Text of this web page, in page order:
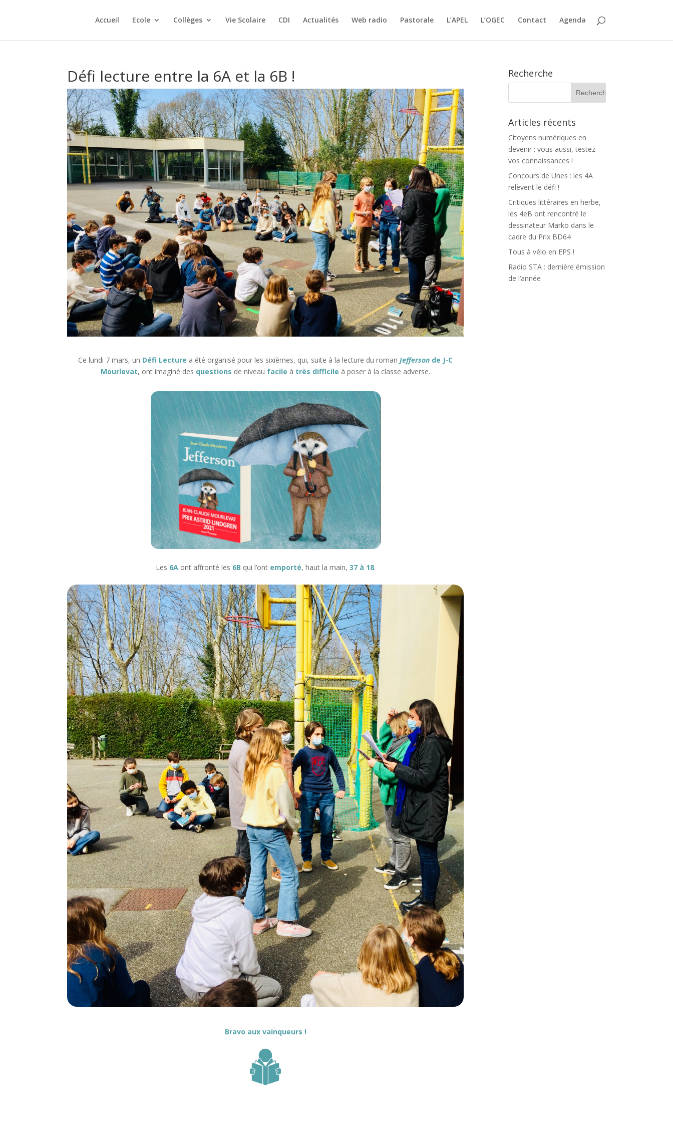
Accueil Ecole Collèges Vie Scolaire CDI Actualités Web radio Pastorale L’APEL L’OGEC Contact Agenda
Défi lecture entre la 6A et la 6B !
Ce lundi 7 mars, un Défi Lecture a été organisé pour les sixièmes, qui, suite à la lecture du romanJefferson de J-C
Mourlevat, ont imaginé des questions de niveau facile à très difficile à poser à la classe adverse.
Les 6A ont affronté les 6B qui l’ont emporté, haut la main, 37 à 18.
Bravo aux vainqueurs !
Recherche
Articles récents
Citoyens numériques en
devenir : vous aussi, testez
vos connaissances !
Concours de Unes : les 4A
relèvent le défi !
Critiques littéraires en herbe,
les 4eB ont rencontré le
dessinateur Marko dans le
cadre du Prix BD64
Tous à vélo en EPS !
Radio STA : dernière émission
de l’année